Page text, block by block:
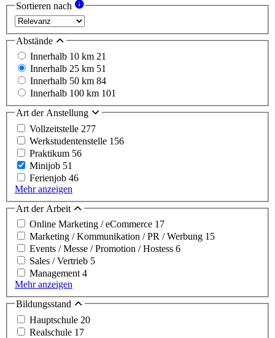
Sortieren nach
Abstände
Innerhalb 10 km 21
Innerhalb 25 km 51
Innerhalb 50 km 84
Innerhalb 100 km 101
Art der Anstellung
Vollzeitstelle 277
Werkstudentenstelle 156
Praktikum 56
Minijob 51
Ferienjob 46
Mehr anzeigen
Art der Arbeit
Online Marketing / eCommerce 17
Marketing / Kommunikation / PR / Werbung 15
Events / Messe / Promotion / Hostess 6
Sales / Vertrieb 5
Management4
Mehr anzeigen
Bildungsstand
Hauptschule 20
Realschule 17